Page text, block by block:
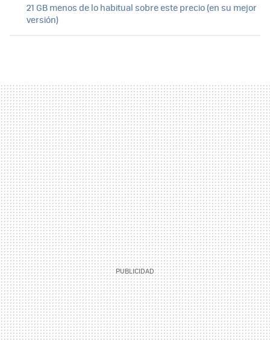
21 GB menos de lo habitual sobre este precio (en su mejor
versión)